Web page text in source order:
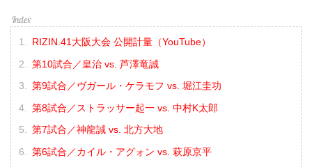
RIZIN.41大阪大会 公開計量（YouTube）
第10試合／皇治 vs. 芦澤竜誠
第9試合／ヴガール・ケラモフ vs. 堀江圭功
第8試合／ストラッサー起一 vs. 中村K太郎
第7試合／神龍誠 vs. 北方大地
第6試合／カイル・アグォン vs. 萩原京平